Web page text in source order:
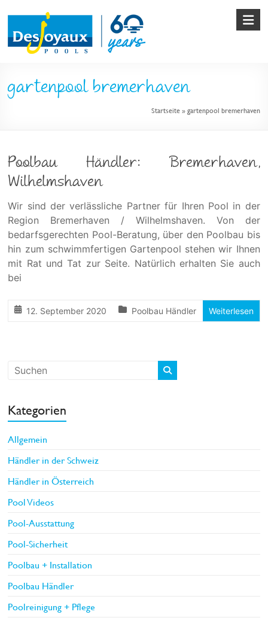
content
&
Desjoyaux
gartenpool bremerhaven
Startseite»gartenpool bremerhaven
Poolbau Händler: Bremerhaven,
Wilhelmshaven
Wir sind der verlässliche Partner für Ihren Pool in der
Region Bremerhaven / Wilhelmshaven. Von der
bedarfsgerechten Pool-Beratung, über den Poolbau bis
hin zum schwimmfertigen Gartenpool stehen wir Ihnen
mit Rat und Tat zur Seite. Natürlich erhalten Sie auch
bei
12. September 2020 Poolbau Händler Weiterlesen
Kategorien
Allgemein
Händler in der Schweiz
Händler in Österreich
Pool Videos
Pool-Ausstattung
Pool-Sicherheit
Poolbau + Installation
Poolbau Händler
Poolreinigung + Pflege